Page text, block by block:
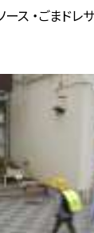
ース ・ごまドレ